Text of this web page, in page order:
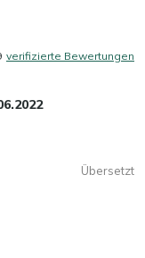
verifizierte Bewertungen
Übersetzt